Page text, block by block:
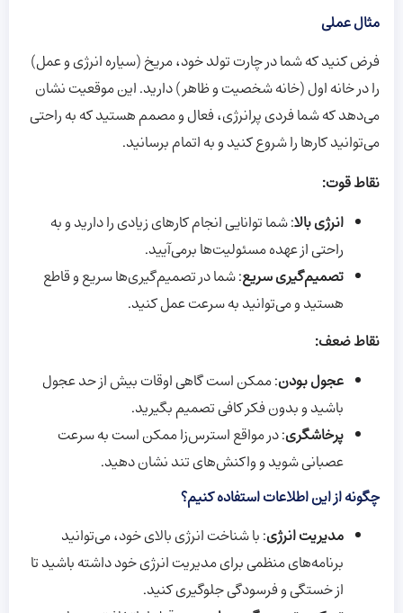
مثال عملی
فرض کنید که شما در چارت تولد خود، مریخ (سیاره انرژی و عمل)
را در خانه اول (خانه شخصیت و ظاهر) دارید. این موقعیت نشان
می‌دهد که شما فردی پرانرژی، فعال و مصمم هستید که به راحتی
می‌توانید کارها را شروع کنید و به اتمام برسانید.
نقاط قوت:
انرژی بالا: شما توانایی انجام کارهای زیادی را دارید و به
راحتی از عهده مسئولیت‌ها برمی‌آیید.
تصمیم‌گیری سریع: شما در تصمیم‌گیری‌ها سریع و قاطع
هستید و می‌توانید به سرعت عمل کنید.
نقاط ضعف:
عجول بودن: ممکن است گاهی اوقات بیش از حد عجول
باشید و بدون فکر کافی تصمیم بگیرید.
پرخاشگری: در مواقع استرس‌زا ممکن است به سرعت
عصبانی شوید و واکنش‌های تند نشان دهید.
چگونه از این اطلاعات استفاده کنیم؟
مدیریت انرژی: با شناخت انرژی بالای خود، می‌توانید
برنامه‌های منظمی برای مدیریت انرژی خود داشته باشید تا
از خستگی و فرسودگی جلوگیری کنید.